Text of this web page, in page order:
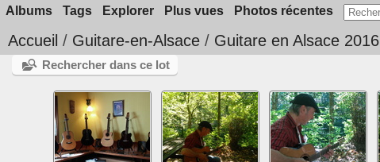
Albums Tags Explorer Plus vues Photos récentes
Accueil / Guitare-en-Alsace / Guitare en Alsace 2016
Rechercher dans ce lot